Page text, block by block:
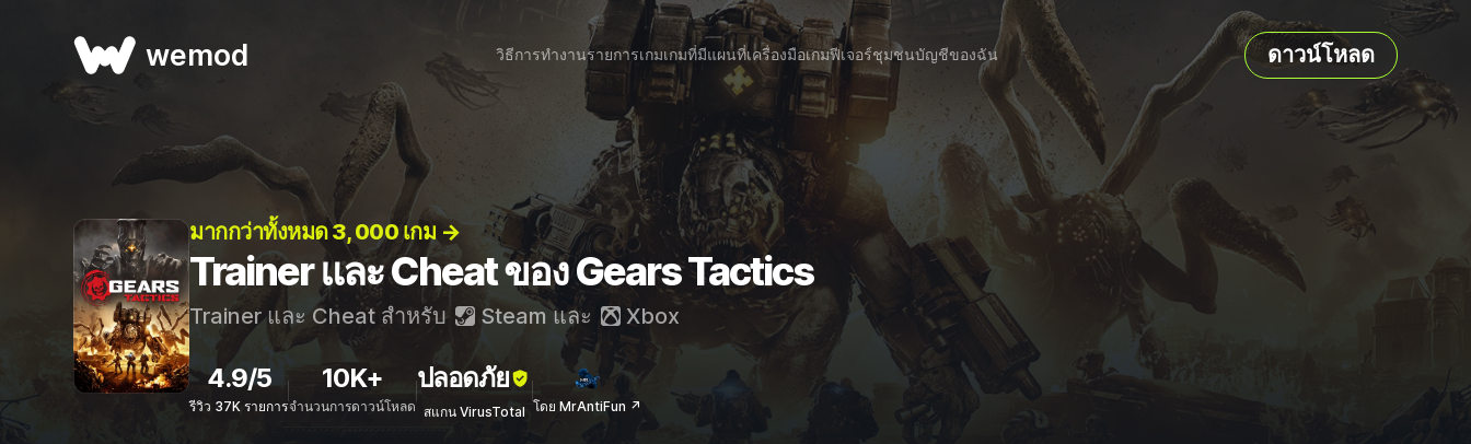
wemod วิธีการทำงานรายการเกมเกมที่มีแผนที่เครื่องมือเกมฟีเจอร์ชุมชนบัญชีของฉัน ดาวน์โหลด
มากกว่าทั้งหมด 3, 000 เกม →
Trainer และ Cheat ของ Gears Tactics
Trainer และ Cheat สำหรับ Steamและ Xbox
4.9/5
รีวิว 37K รายการ
10K+
จำนวนการดาวน์โหลด
ปลอดภัย
สแกน VirusTotal โดย MrAntiFun ↗